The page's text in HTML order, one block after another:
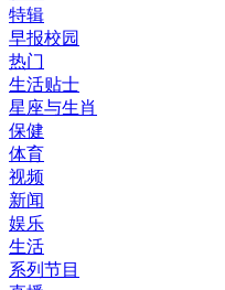
特辑
早报校园
热门
生活贴士
星座与生肖
保健
体育
视频
新闻
娱乐
生活
系列节目